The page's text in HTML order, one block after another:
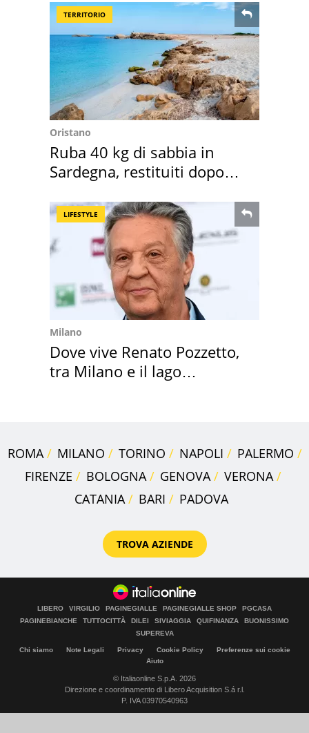
TERRITORIO
Oristano
Ruba 40 kg di sabbia in
Sardegna, restituiti dopo
LIFESTYLE
Milano
Dove vive Renato Pozzetto,
tra Milano e il lago
ROMA MILANO TORINO NAPOLI
PALERMO
FIRENZE
BOLOGNA GENOVA
VERONA
CATANIA
BARI PADOVA
TROVA AZIENDE
LIBERO VIRGILIO PAGINEGIALLE PAGINEGIALLE SHOP
PGCASA
PAGINEBIANCHE
TUTTOCITTÀ DILEI SIVIAGGIA QUIFINANZA
BUONISSIMO
SUPEREVA
Chi siamo Note Legali Privacy Cookie Policy
Preferenze sui cookie
Aiuto
© Italiaonline S.p.A. 2026
Direzione e coordinamento di Libero Acquisition S.á r.l.
P. IVA 03970540963